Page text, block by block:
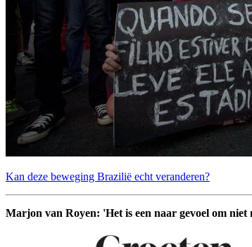
Kan deze beweging Brazilië echt veranderen?
Marjon van Royen: 'Het is een naar gevoel om niet